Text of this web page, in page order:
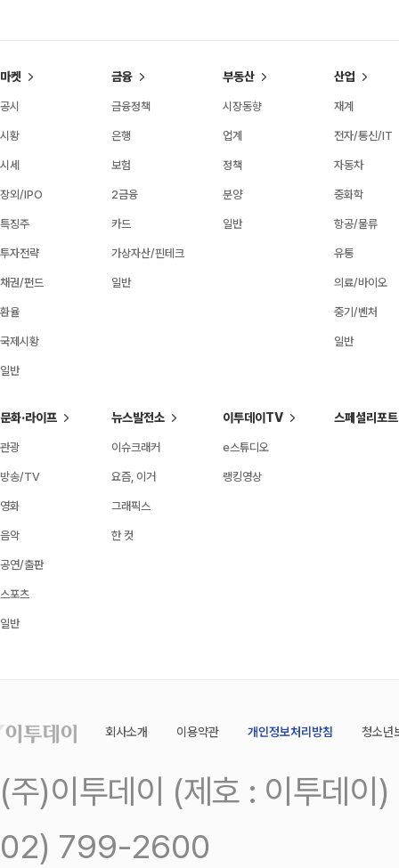
마켓
공시
시황
시세
장외/IPO
특징주
투자전략
채권/펀드
환율
국제시황
일반
금융
금융정책
은행
보험
2금융
카드
가상자산/핀테크
일반
부동산
시장동향
업계
정책
분양
일반
산업
재계
전자/통신/IT
자동차
중화학
항공/물류
유통
의료/바이오
중기/벤처
일반
문화·라이프
관광
방송/TV
영화
음악
공연/출판
스포츠
일반
뉴스발전소
이슈크래커
요즘, 이거
그래픽스
한 컷
이투데이TV
e스튜디오
랭킹영상
스페셜리포트
회사소개 이용약관 개인정보처리방침 청소년
(주)이투데이 (제호 : 이투데
02) 799-2600